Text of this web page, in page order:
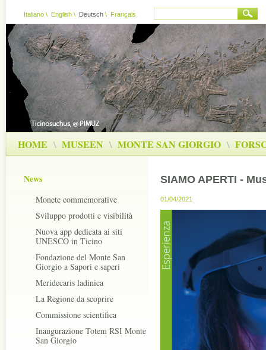
Italiano \ English \ Deutsch \ Français
HOME \ MUSEEN \ MONTE SAN GIORGIO \
News
Monete commemorative
Sviluppo prodotti e visibilità
Nuova app dedicata ai siti
UNESCO in Ticino
Fondazione del Monte San
Giorgio a Sapori e saperi
Meridecaris ladinica
La Regione da scoprire
Commissione scientifica
Inaugurazione Totem RSI Monte
San Giorgio
SIAMO APERTI -
01/04/2021